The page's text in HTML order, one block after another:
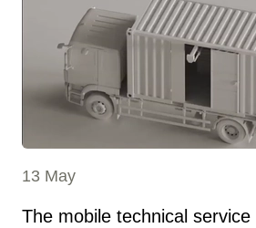
13 May
The mobile technical service